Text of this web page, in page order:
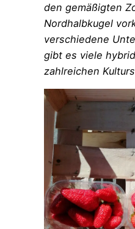
den gemäßigten
Nordhalbkugel
verschiedene
gibt es viele
zahlreichen